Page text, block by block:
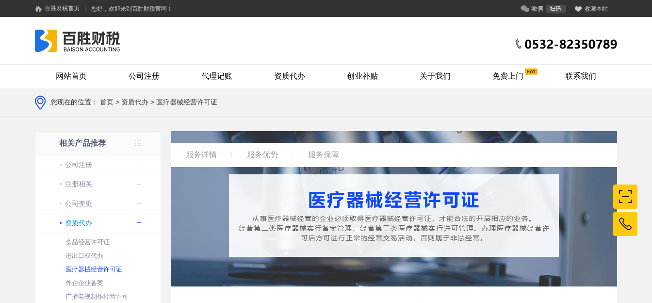
百胜财税首页 您好，欢迎来到百胜财税官网！ 收藏本站
网站首页 公司注册 代理记账 资质代办 创业补贴 关于我们 免费上门 联系我们
服务详情 服务优势 服务保障
您现在的位置： 首页 > 资质代办 > 医疗器械经营许可证
相关产品推荐
公司注册
注册相关
公司变更
资质代办
食品经营许可证
进出口权代办
医疗器械经营许可证
外企企业备案
广播电视制作经营许可